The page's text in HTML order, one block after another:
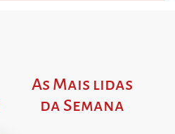
As Mais lidas
da Semana